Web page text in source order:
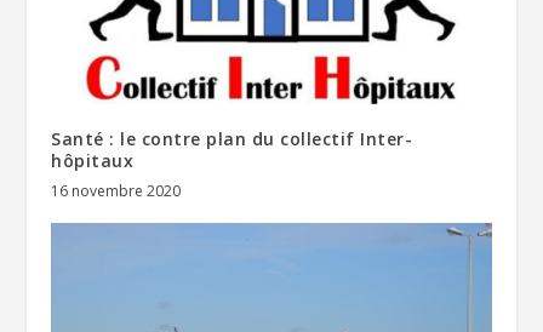
Santé : le contre plan du collectif Inter-
hôpitaux
16 novembre 2020